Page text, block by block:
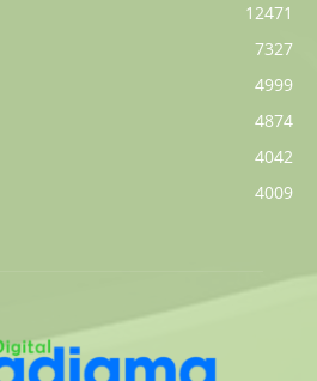
12471
7327
4999
4874
4042
4009